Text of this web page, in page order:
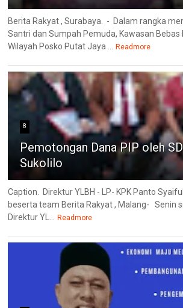
Berita Rakyat , Surabaya. - Dalam rangka
Santri dan Sumpah Pemuda, Kawasan Bebas
Wilayah Posko Putat Jaya ...
Readmore
8
Pemotongan Dana PIP oleh
Sukolilo
Caption. Direktur YLBH - LP- KPK Panto
beserta team Berita Rakyat , Malang- Senin
Direktur YL...
Readmore